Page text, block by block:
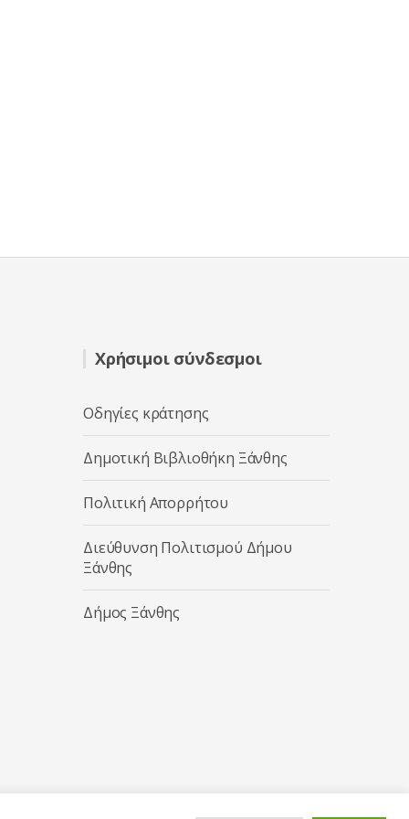
Χρήσιμοι σύνδεσμοι
Οδηγίες κράτησης
Δημοτική Βιβλιοθήκη Ξάνθης
Πολιτική Απορρήτου
Διεύθυνση Πολιτισμού Δήμου
Ξάνθης
Δήμος Ξάνθης